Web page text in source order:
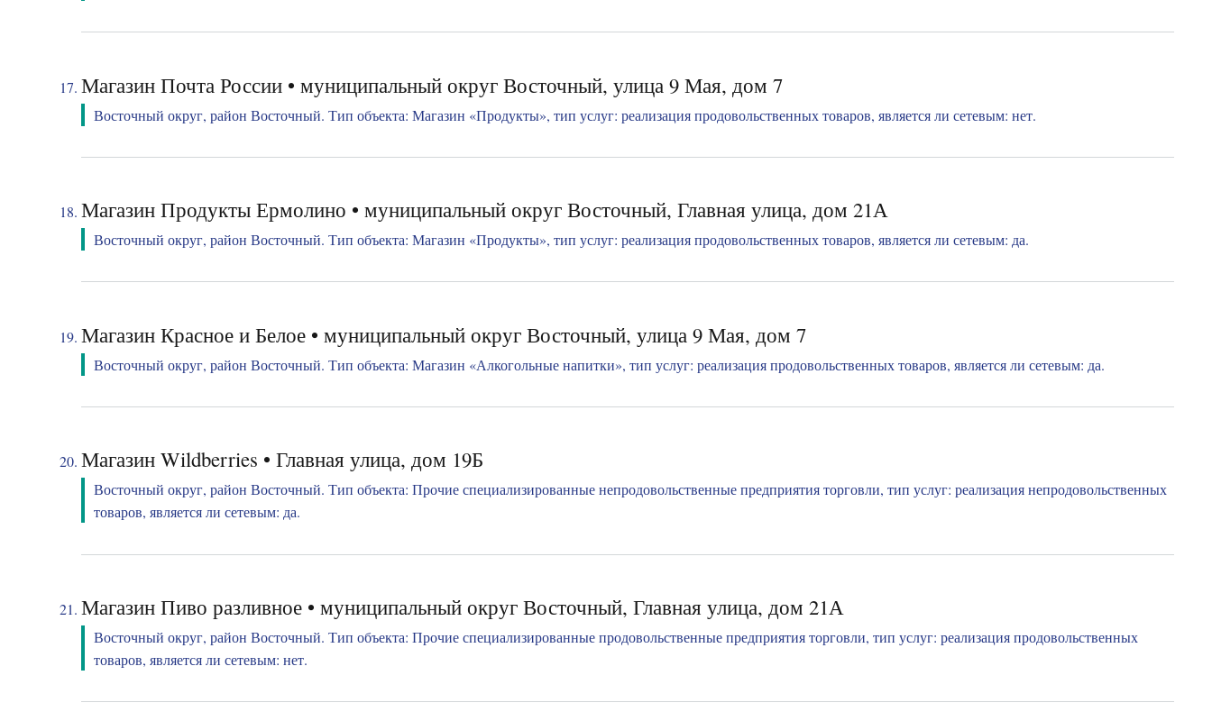
Магазин Почта России • муниципальный округ Восточный, улица 9 Мая, дом 7
Восточный округ, район Восточный. Тип объекта: Магазин «Продукты», тип услуг: реализация продовольственных товаров, является ли сетевым: нет.
Магазин Продукты Ермолино • муниципальный округ Восточный, Главная улица, дом 21А
Восточный округ, район Восточный. Тип объекта: Магазин «Продукты», тип услуг: реализация продовольственных товаров, является ли сетевым: да.
Магазин Красное и Белое • муниципальный округ Восточный, улица 9 Мая, дом 7
Восточный округ, район Восточный. Тип объекта: Магазин «Алкогольные напитки», тип услуг: реализация продовольственных товаров, является ли сетевым: да.
Магазин Wildberries • Главная улица, дом 19Б
Восточный округ, район Восточный. Тип объекта: Прочие специализированные непродовольственные предприятия торговли, тип услуг: реализация непродовольственных
товаров, является ли сетевым: да.
Магазин Пиво разливное • муниципальный округ Восточный, Главная улица, дом 21А
Восточный округ, район Восточный. Тип объекта: Прочие специализированные продовольственные предприятия торговли, тип услуг: реализация продовольственных
товаров, является ли сетевым: нет.